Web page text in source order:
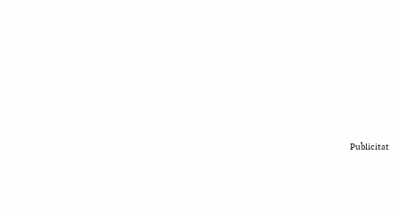
Publicitat